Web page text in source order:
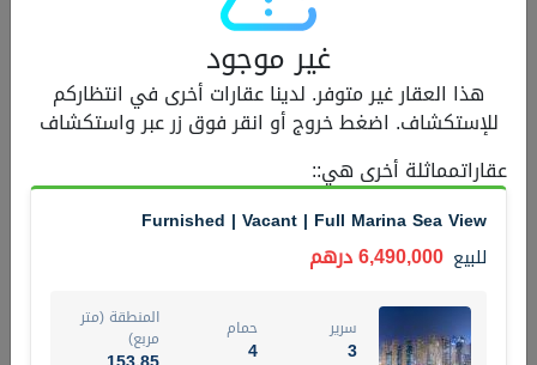
شقة للبيع 1,350,000 درهم
4
سرير
1
2
مربع)
المعروض
مفروش/ة جزئيا
اسم الوسيط
MOHAMMED ARSHAD SAIYED
رقم الوسيط
أتصل الأن
غير موجود
هذا العقار غير متوفر. لدينا عقارات أخرى في انتظاركم
للإستكشاف. اضغط خروج أو انقر فوق زر عبر واستكشاف
عقاراتمماثلة أخرى هي::
Furnished | Vacant | Full Marina Sea View
للبيع 6,490,000 درهم
سرير
3
حمام
4
المنطقة (متر
مربع)